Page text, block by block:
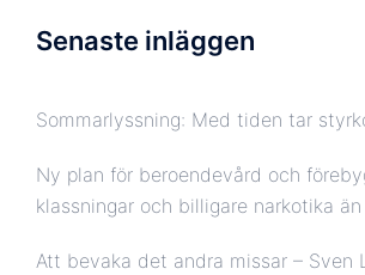
Senaste inläggen
Sommarlyssning: Med tiden tar
Ny plan för beroendevård och
klassningar och billigare narkotika
Att bevaka det andra missar – Sven